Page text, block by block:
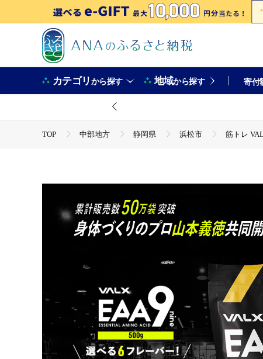
カテゴリから探す 地域から探す 寄付
TOP 中部地方 静岡県 浜松市 筋トレ